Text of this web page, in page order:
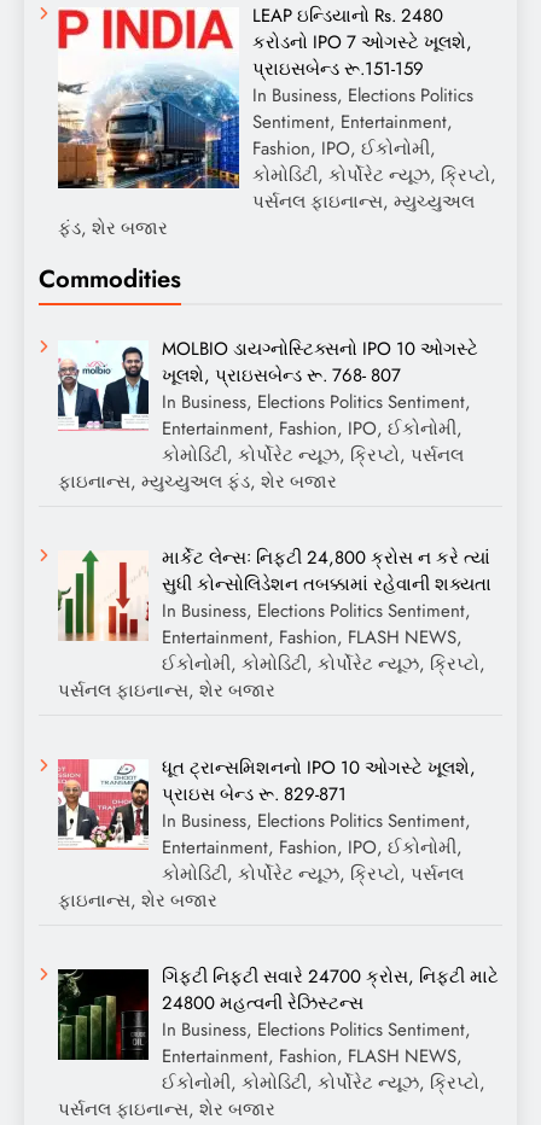
LEAP ઇન્ડિયાનો Rs. 2480
કરોડનો IPO 7 ઓગસ્ટે ખૂલશે,
પ્રાઇસબેન્ડ રૂ.151-159
In Business, Elections Politics
Sentiment, Entertainment,
Fashion, IPO, ઈકોનોમી,
કોમોડિટી, કોર્પોરેટ ન્યૂઝ, ક્રિપ્ટો,
પર્સનલ ફાઇનાન્સ, મ્યુચ્યુઅલ
ફંડ, શેર બજાર
Commodities
MOLBIO ડાયગ્નોસ્ટિક્સનો IPO 10 ઓગસ્ટે
ખૂલશે, પ્રાઇસબેન્ડ રૂ. 768- 807
In Business, Elections Politics Sentiment,
Entertainment, Fashion, IPO, ઈકોનોમી,
કોમોડિટી, કોર્પોરેટ ન્યૂઝ, ક્રિપ્ટો, પર્સનલ
ફાઇનાન્સ, મ્યુચ્યુઅલ ફંડ, શેર બજાર
માર્કેટ લેન્સઃ નિફ્ટી 24,800 ક્રોસ ન કરે ત્યાં
સુધી કોન્સોલિડેશન તબક્કામાં રહેવાની શક્યતા
In Business, Elections Politics Sentiment,
Entertainment, Fashion, FLASH NEWS,
ઈકોનોમી, કોમોડિટી, કોર્પોરેટ ન્યૂઝ, ક્રિપ્ટો,
પર્સનલ ફાઇનાન્સ, શેર બજાર
ધૂત ટ્રાન્સમિશનનો IPO 10 ઓગસ્ટે ખૂલશે,
પ્રાઇસ બેન્ડ રૂ. 829-871
In Business, Elections Politics Sentiment,
Entertainment, Fashion, IPO, ઈકોનોમી,
કોમોડિટી, કોર્પોરેટ ન્યૂઝ, ક્રિપ્ટો, પર્સનલ
ફાઇનાન્સ, શેર બજાર
ગિફ્ટી નિફ્ટી સવારે 24700 ક્રોસ, નિફ્ટી માટે
24800 મહત્વની રેઝિસ્ટન્સ
In Business, Elections Politics Sentiment,
Entertainment, Fashion, FLASH NEWS,
ઈકોનોમી, કોમોડિટી, કોર્પોરેટ ન્યૂઝ, ક્રિપ્ટો,
પર્સનલ ફાઇનાન્સ, શેર બજાર